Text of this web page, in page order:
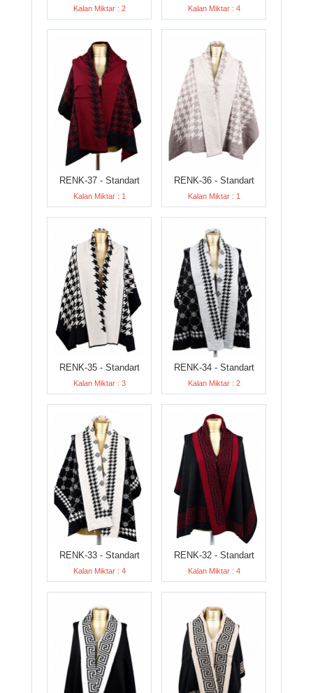
Kalan Miktar : 2 Kalan Miktar : 4
RENK-37 - Standart
Kalan Miktar : 1
RENK-36 - Standart
Kalan Miktar : 1
RENK-35 - Standart
Kalan Miktar : 3
RENK-34 - Standart
Kalan Miktar : 2
RENK-33 - Standart
Kalan Miktar : 4
RENK-32 - Standart
Kalan Miktar : 4